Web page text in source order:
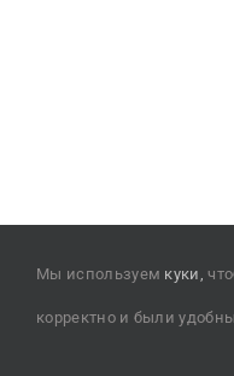
Мы используем куки,
корректно и были